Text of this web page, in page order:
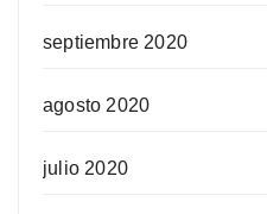
septiembre 2020
agosto 2020
julio 2020